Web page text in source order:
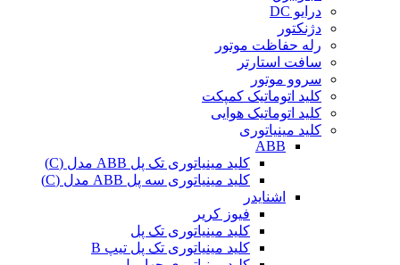
درایو DC
دژنکتور
رله حفاظت موتور
سافت استارتر
سروو موتور
کلید اتوماتیک کمپکت
کلید اتوماتیک هوایی
کلید مینیاتوری
ABB
کلید مینیاتوری تک پل ABB مدل (C)
کلید مینیاتوری سه پل ABB مدل (C)
اشنایدر
فیوز کریر
کلید مینیاتوری تک پل
کلید مینیاتوری تک پل تیپ B